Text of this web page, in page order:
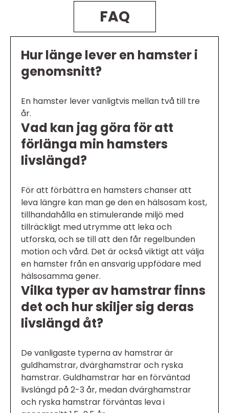
FAQ
Hur länge lever en hamster i
genomsnitt?
En hamster lever vanligtvis mellan två till tre
år.
Vad kan jag göra för att
förlänga min hamsters
livslängd?
För att förbättra en hamsters chanser att
leva längre kan man ge den en hälsosam kost,
tillhandahålla en stimulerande miljö med
tillräckligt med utrymme att leka och
utforska, och se till att den får regelbunden
motion och vård. Det är också viktigt att välja
en hamster från en ansvarig uppfödare med
hälsosamma gener.
Vilka typer av hamstrar finns
det och hur skiljer sig deras
livslängd åt?
De vanligaste typerna av hamstrar är
guldhamstrar, dvärghamstrar och ryska
hamstrar. Guldhamstrar har en förväntad
livslängd på 2-3 år, medan dvärghamstrar
och ryska hamstrar förväntas leva i